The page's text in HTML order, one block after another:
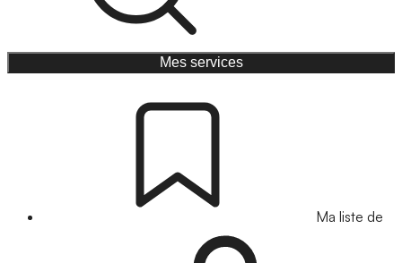
Mes services
Ma liste de